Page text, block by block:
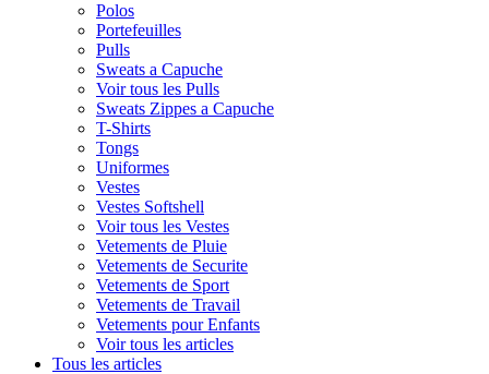
Polos
Portefeuilles
Pulls
Sweats a Capuche
Voir tous les Pulls
Sweats Zippes a Capuche
T-Shirts
Tongs
Uniformes
Vestes
Vestes Softshell
Voir tous les Vestes
Vetements de Pluie
Vetements de Securite
Vetements de Sport
Vetements de Travail
Vetements pour Enfants
Voir tous les articles
Tous les articles